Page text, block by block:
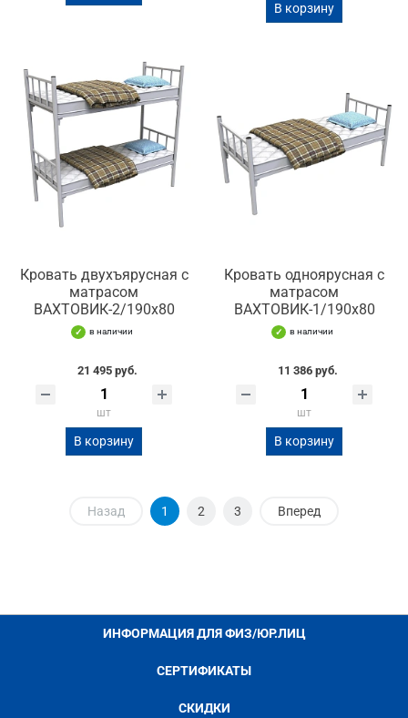
В корзину
Кровать двухъярусная с
матрасом
ВАХТОВИК-2/190х80
в наличии
21 495 руб.
шт
В корзину
Кровать одноярусная с
матрасом
ВАХТОВИК-1/190х80
в наличии
11 386 руб.
шт
В корзину
Назад 1 2 3 Вперед
ИНФОРМАЦИЯ ДЛЯ ФИЗ/ЮР.ЛИЦ
СЕРТИФИКАТЫ
СКИДКИ